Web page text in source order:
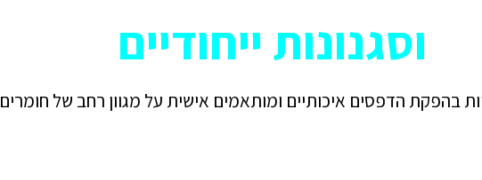
וסגנונות ייחודיים
בהפקת הדפסים איכותיים ומותאמים אישית על מגוון רחב של חומרים